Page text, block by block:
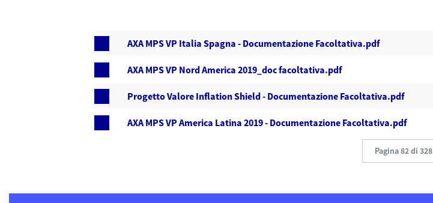
AXA MPS VP Italia Spagna - Documentazione Facoltativa.pdf
AXA MPS VP Nord America 2019_doc facoltativa.pdf
Progetto Valore Inflation Shield - Documentazione Facoltativa.pdf
AXA MPS VP America Latina 2019 - Documentazione Facoltativa.pdf
Pagina 82 di 328